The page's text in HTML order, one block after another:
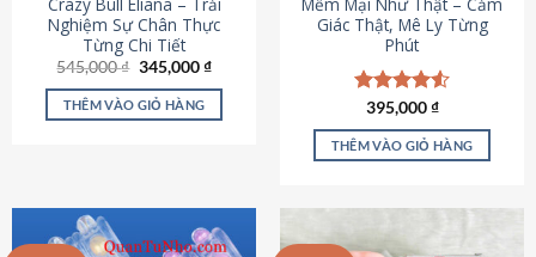
Crazy Bull Eliana – Trải
Nghiệm Sự Chân Thực
Từng Chi Tiết
545,000₫ Giá
là:
545,000 ₫.
345,000₫Giá
tại
THÊM VÀO GIỎ HÀNG
Mềm Mại Như Thật – Cảm
Giác Thật, Mê Ly Từng
Phút
Được xếp
hạng4.53
5 sao
395,000₫
THÊM VÀO GIỎ HÀNG